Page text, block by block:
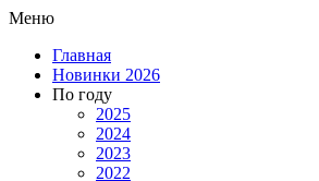
Меню
Главная
Новинки 2026
По году
2025
2024
2023
2022